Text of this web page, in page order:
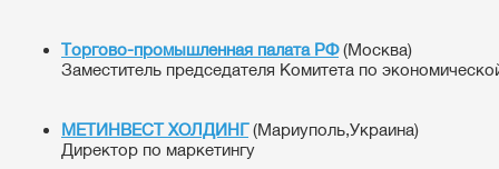
Торгово-промышленная палата РФ(Москва)
Заместитель председателя Комитета по
МЕТИНВЕСТ ХОЛДИНГ(Мариуполь,Украина)
Директор по маркетингу